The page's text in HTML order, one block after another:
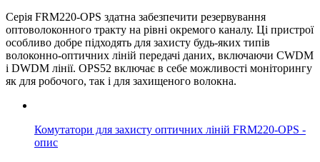
Серія FRM220-OPS здатна забезпечити резервування
оптоволоконного тракту на рівні окремого каналу. Ці пристрої
особливо добре підходять для захисту будь-яких типів
волоконно-оптичних ліній передачі даних, включаючи CWDM
і DWDM лінії. OPS52 включає в себе можливості моніторингу
як для робочого, так і для захищеного волокна.
Комутатори для захисту оптичних ліній FRM220-OPS -
опис